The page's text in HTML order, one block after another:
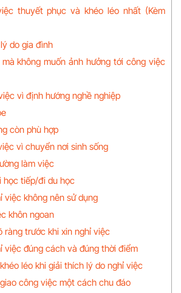
thuyết phục và khéo léo nhất (Kèm
do gia đình
không muốn ảnh hưởng tới công việc
vì định hướng nghề nghiệp
còn phù hợp
vì chuyển nơi sinh sống
làm việc
học tiếp/đi du học
việc không nên sử dụng
khôn ngoan
ràng trước khi xin nghỉ việc
việc đúng cách và đúng thời điểm
léo khi giải thích lý do nghỉ việc
công việc một cách chu đáo